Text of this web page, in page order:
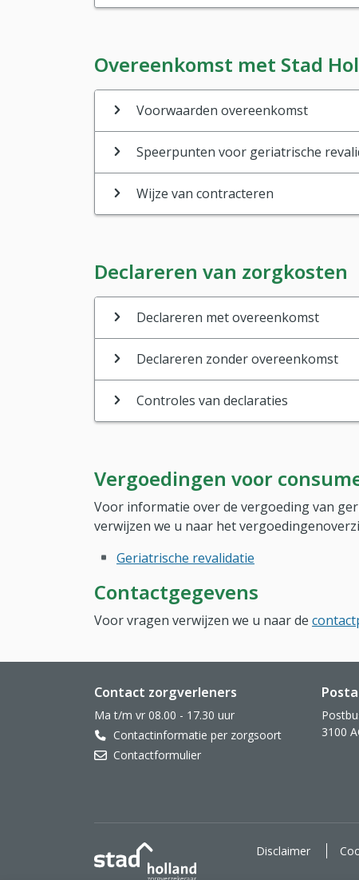
Overeenkomst met Stad
Voorwaarden overeenkomst
Speerpunten voor geriatrische
Wijze van contracteren
Declareren van zorgkosten
Declareren met overeenkomst
Declareren zonder overeenkomst
Controles van declaraties
Vergoedingen voor
Voor informatie over de vergoeding van
verwijzen we u naar het
Geriatrische revalidatie
Contactgegevens
Voor vragen verwijzen we u naar de
Website footer
Contact zorgverleners
Ma t/m vr 08.00 - 17.30 uur
Contactinformatie per zorgsoort
Contactformulier
3100
Stad Holland Zorgverzekeraar
Disclaimer